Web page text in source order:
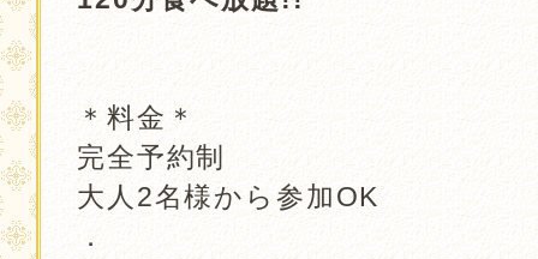
.
＊料金＊
完全予約制
大人2名様から参加OK
．